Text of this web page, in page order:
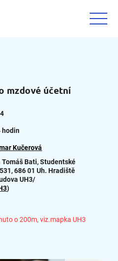
mzdové účetní
hodin
Kučerová
Bati, Studentské
686 01 Uh. Hradiště
UH3/
)
o 200m, viz.mapka UH3